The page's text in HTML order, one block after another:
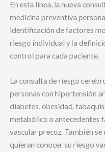
En esta línea, la nueva
medicina preventiva
identificación de factores
riesgo individual y la
control para cada paciente.
La consulta de riesgo
personas con hipertensión
diabetes, obesidad,
metabólico o antecedentes
vascular precoz. También
quieran conocer su riesgo